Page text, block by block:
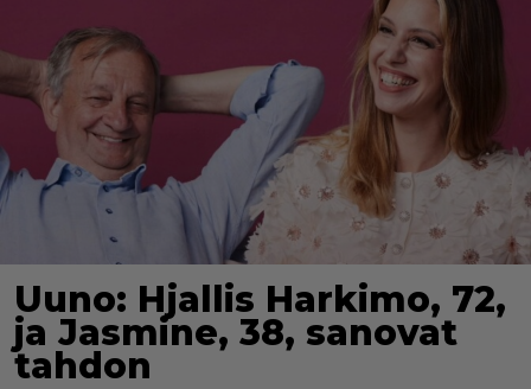
Uuno: Hjallis Harkimo, 72,
ja Jasmine, 38, sanovat
tahdon